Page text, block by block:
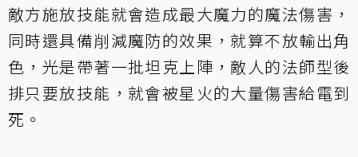
敵方施放技能就會造成最大魔力的魔法傷害，
同時還具備削減魔防的效果，就算不放輸出角
色，光是帶著一批坦克上陣，敵人的法師型後
排只要放技能，就會被星火的大量傷害給電到
死。